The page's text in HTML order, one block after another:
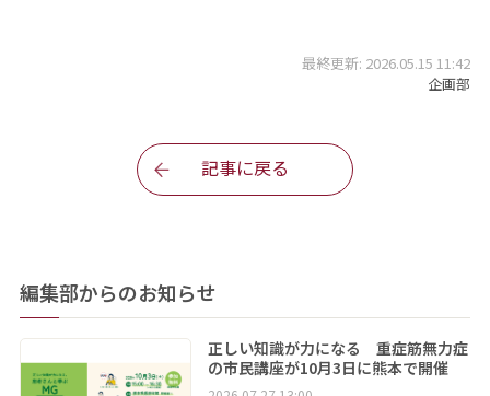
最終更新: 2026.05.15 11:42
企画部
記事に戻る
編集部からのお知らせ
正しい知識が力になる 重症筋無力症
の市民講座が10月3日に熊本で開催